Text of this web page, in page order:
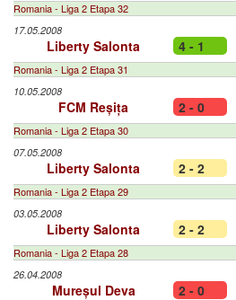
Romania - Liga 2 Etapa 32
17.05.2008
Liberty Salonta 4 - 1
Romania - Liga 2 Etapa 31
10.05.2008
FCM Reșița 2 - 0
Romania - Liga 2 Etapa 30
07.05.2008
Liberty Salonta 2 - 2
Romania - Liga 2 Etapa 29
03.05.2008
Liberty Salonta 2 - 2
Romania - Liga 2 Etapa 28
26.04.2008
Mureșul Deva 2 - 0